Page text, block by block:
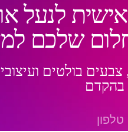
לנעל
שלכם
צבעים בולטים
בהקדם